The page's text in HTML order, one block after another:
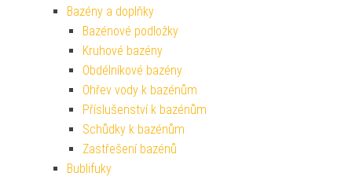
Bazény a doplňky
Bazénové podložky
Kruhové bazény
Obdélníkové bazény
Ohřev vody k bazénům
Příslušenství k bazénům
Schůdky k bazénům
Zastřešení bazénů
Bublifuky